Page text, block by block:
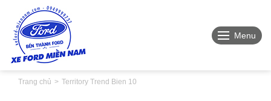
Menu
Trang chủ Territory Trend Bien 10